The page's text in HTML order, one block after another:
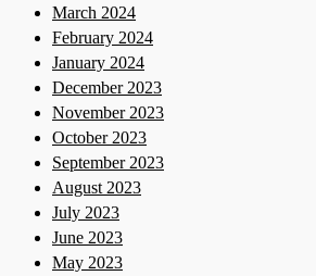
March 2024
February 2024
January 2024
December 2023
November 2023
October 2023
September 2023
August 2023
July 2023
June 2023
May 2023